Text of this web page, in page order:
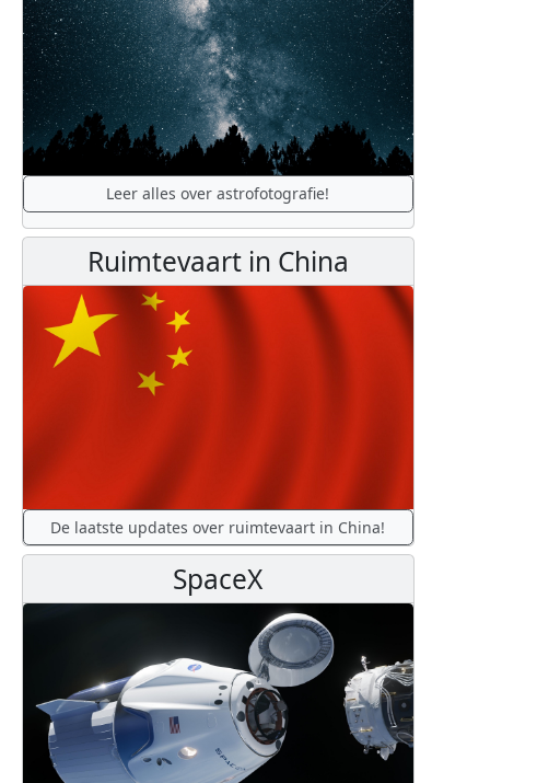
Leer alles over astrofotografie!
Ruimtevaart in China
De laatste updates over ruimtevaart in China!
SpaceX